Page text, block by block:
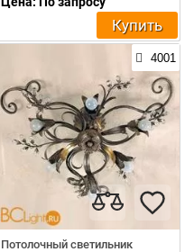
Купить
4001
Потолочный светильник